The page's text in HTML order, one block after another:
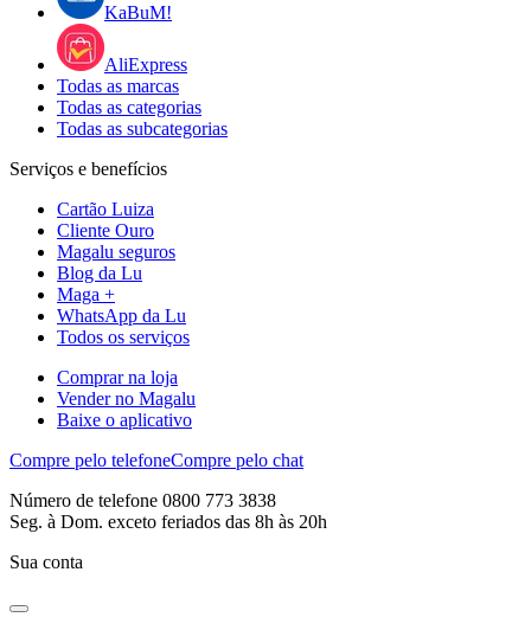
KaBuM!
AliExpress
Todas as marcas
Todas as categorias
Todas as subcategorias
Serviços e benefícios
Cartão Luiza
Cliente Ouro
Magalu seguros
Blog da Lu
Maga +
WhatsApp da Lu
Todos os serviços
Comprar na loja
Vender no Magalu
Baixe o aplicativo
Compre pelo telefoneCompre pelo chat
Número de telefone 0800 773 3838
Seg. à Dom. exceto feriados das 8h às 20h
Sua conta